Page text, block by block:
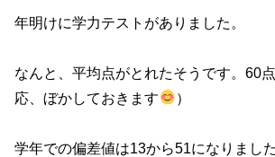
年明けに学力テストがありました。
なんと、平均点がとれたそうです。60
応、ぼかしておきます
）
学年での偏差値は13から51になりました